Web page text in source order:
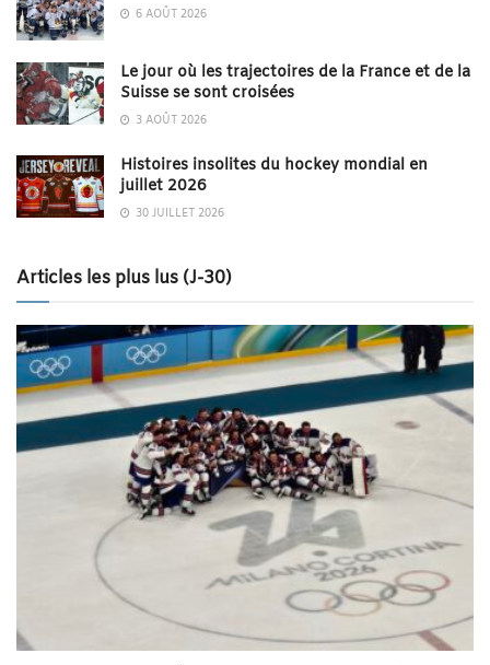
6 AOÛT 2026
Le jour où les trajectoires de la France et de la
Suisse se sont croisées
3 AOÛT 2026
Histoires insolites du hockey mondial en
juillet 2026
30 JUILLET 2026
Articles les plus lus (J-30)